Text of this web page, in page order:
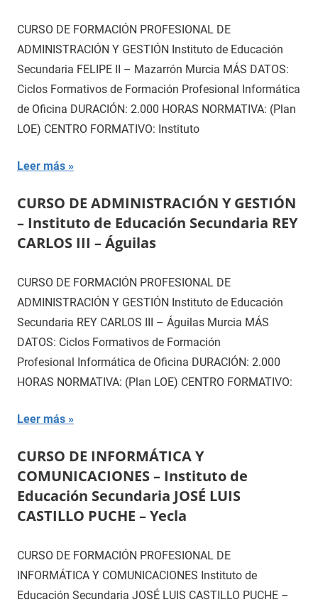
CURSO DE FORMACIÓN PROFESIONAL DE
ADMINISTRACIÓN Y GESTIÓN Instituto de Educación
Secundaria FELIPE II – Mazarrón Murcia MÁS DATOS:
Ciclos Formativos de Formación Profesional Informática
de Oficina DURACIÓN: 2.000 HORAS NORMATIVA: (Plan
LOE) CENTRO FORMATIVO: Instituto
Leer más
CURSO DE ADMINISTRACIÓN Y GESTIÓN
– Instituto de Educación Secundaria REY
CARLOS III – Águilas
CURSO DE FORMACIÓN PROFESIONAL DE
ADMINISTRACIÓN Y GESTIÓN Instituto de Educación
Secundaria REY CARLOS III – Águilas Murcia MÁS
DATOS: Ciclos Formativos de Formación
Profesional Informática de Oficina DURACIÓN: 2.000
HORAS NORMATIVA: (Plan LOE) CENTRO FORMATIVO:
Leer más
CURSO DE INFORMÁTICA Y
COMUNICACIONES – Instituto de
Educación Secundaria JOSÉ LUIS
CASTILLO PUCHE – Yecla
CURSO DE FORMACIÓN PROFESIONAL DE
INFORMÁTICA Y COMUNICACIONES Instituto de
Educación Secundaria JOSÉ LUIS CASTILLO PUCHE –